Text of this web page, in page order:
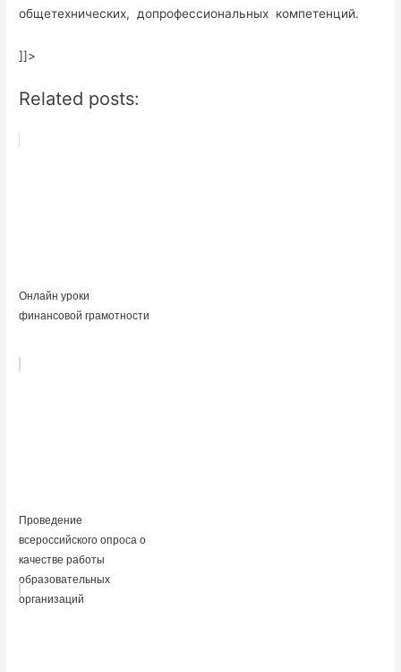
общетехнических, допрофессиональных компетенций.
]]>
Related posts:
Онлайн уроки
финансовой грамотности
Проведение
всероссийского опроса о
качестве работы
образовательных
организаций